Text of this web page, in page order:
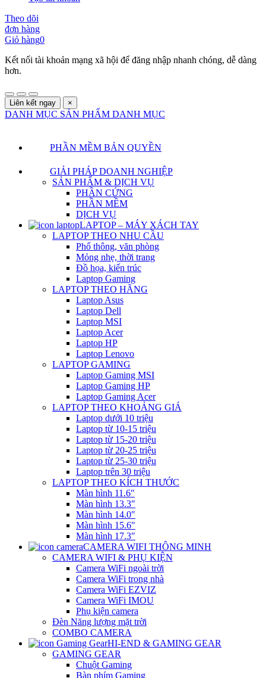
Theo dõi
đơn hàng
Giỏ hàng0
Kết nối tài khoản mạng xã hội để đăng nhập nhanh chóng, dễ dàng
hơn.
Liên kết ngay ×
DANH MỤC SẢN PHẨM DANH MỤC
PHẦN MỀM BẢN QUYỀN
GIẢI PHÁP DOANH NGHIỆP
SẢN PHẨM & DỊCH VỤ
PHẦN CỨNG
PHẦN MỀM
DỊCH VỤ
LAPTOP – MÁY XÁCH TAY
LAPTOP THEO NHU CẦU
Phổ thông, văn phòng
Mỏng nhẹ, thời trang
Đồ họa, kiến trúc
Laptop Gaming
LAPTOP THEO HÃNG
Laptop Asus
Laptop Dell
Laptop MSI
Laptop Acer
Laptop HP
Laptop Lenovo
LAPTOP GAMING
Laptop Gaming MSI
Laptop Gaming HP
Laptop Gaming Acer
LAPTOP THEO KHOẢNG GIÁ
Laptop dưới 10 triệu
Laptop từ 10-15 triệu
Laptop từ 15-20 triệu
Laptop từ 20-25 triệu
Laptop từ 25-30 triệu
Laptop trên 30 triệu
LAPTOP THEO KÍCH THƯỚC
Màn hình 11.6″
Màn hình 13.3″
Màn hình 14.0″
Màn hình 15.6″
Màn hình 17.3″
CAMERA WIFI THÔNG MINH
CAMERA WIFI & PHỤ KIỆN
Camera WiFi ngoài trời
Camera WiFi trong nhà
Camera WiFi EZVIZ
Camera WiFi IMOU
Phụ kiện camera
Đèn Năng lượng mặt trời
COMBO CAMERA
HI-END & GAMING GEAR
GAMING GEAR
Chuột Gaming
Bàn phím Gaming